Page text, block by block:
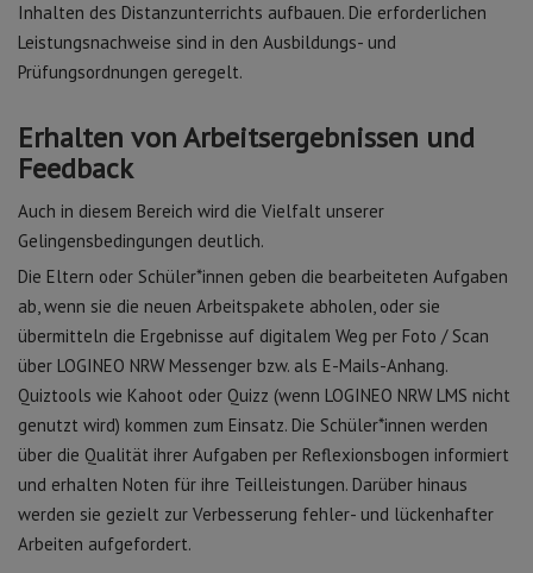
Inhalten des Distanzunterrichts aufbauen. Die erforderlichen
Leistungsnachweise sind in den Ausbildungs- und
Prüfungsordnungen geregelt.
Erhalten von Arbeitsergebnissen und
Feedback
Auch in diesem Bereich wird die Vielfalt unserer
Gelingensbedingungen deutlich.
Die Eltern oder Schüler*innen geben die bearbeiteten Aufgaben
ab, wenn sie die neuen Arbeitspakete abholen, oder sie
übermitteln die Ergebnisse auf digitalem Weg per Foto / Scan
über LOGINEO NRW Messenger bzw. als E-Mails-Anhang.
Quiztools wie Kahoot oder Quizz (wenn LOGINEO NRW LMS nicht
genutzt wird) kommen zum Einsatz. Die Schüler*innen werden
über die Qualität ihrer Aufgaben per Reflexionsbogen informiert
und erhalten Noten für ihre Teilleistungen. Darüber hinaus
werden sie gezielt zur Verbesserung fehler- und lückenhafter
Arbeiten aufgefordert.